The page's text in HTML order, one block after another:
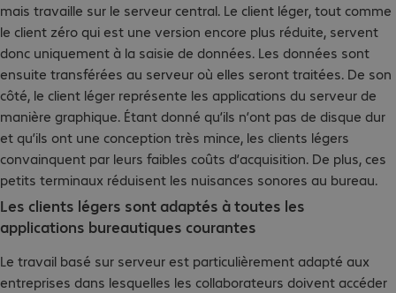
mais travaille sur le serveur central. Le client léger, tout comme
le client zéro qui est une version encore plus réduite, servent
donc uniquement à la saisie de données. Les données sont
ensuite transférées au serveur où elles seront traitées. De son
côté, le client léger représente les applications du serveur de
manière graphique. Étant donné qu’ils n’ont pas de disque dur
et qu’ils ont une conception très mince, les clients légers
convainquent par leurs faibles coûts d’acquisition. De plus, ces
petits terminaux réduisent les nuisances sonores au bureau.
Les clients légers sont adaptés à toutes les
applications bureautiques courantes
Le travail basé sur serveur est particulièrement adapté aux
entreprises dans lesquelles les collaborateurs doivent accéder